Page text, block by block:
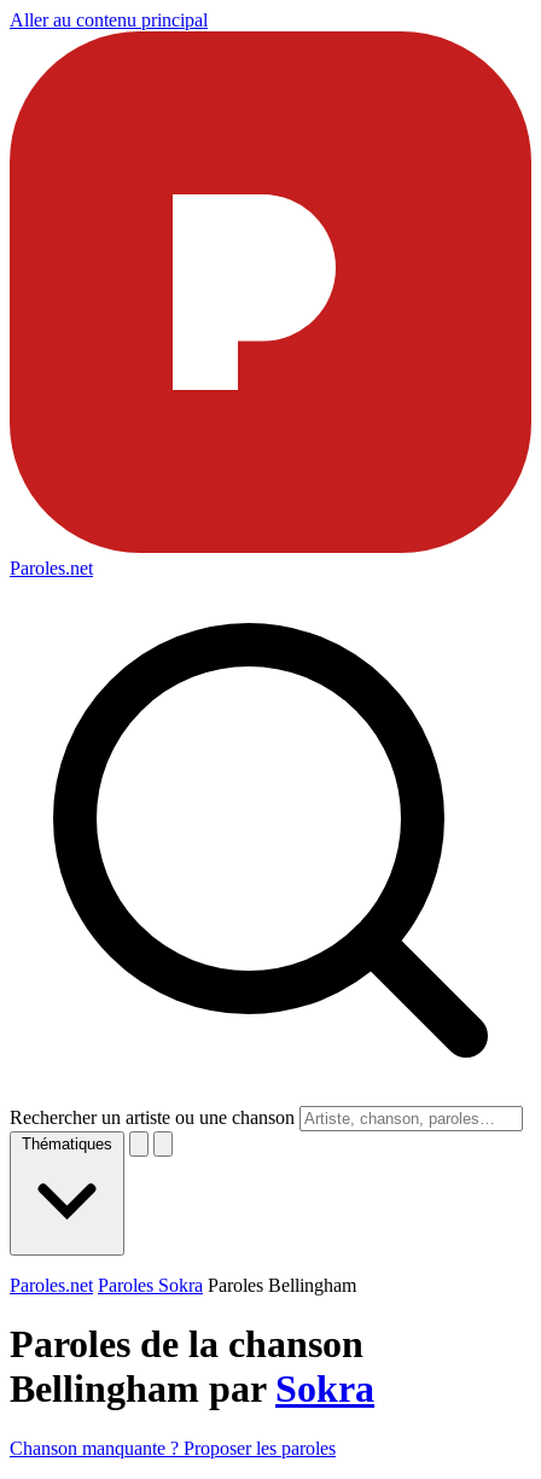
Aller au contenu principal
Paroles.net
Rechercher un artiste ou une chanson
Thématiques
Paroles.net Paroles Sokra Paroles Bellingham
Paroles de la chanson
Bellingham par Sokra
Chanson manquante ? Proposer les paroles